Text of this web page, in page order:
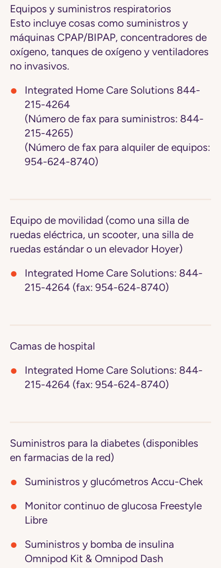
Equipos y suministros respiratorios
Esto incluye cosas como suministros y
máquinas CPAP/BIPAP, concentradores de
oxígeno, tanques de oxígeno y ventiladores
no invasivos.
Integrated Home Care Solutions 844-
215-4264
(Número de fax para suministros: 844-
215-4265)
(Número de fax para alquiler de equipos:
954-624-8740)
Equipo de movilidad (como una silla de
ruedas eléctrica, un scooter, una silla de
ruedas estándar o un elevador Hoyer)
Integrated Home Care Solutions: 844-
215-4264 (fax: 954-624-8740)
Camas de hospital
Integrated Home Care Solutions: 844-
215-4264 (fax: 954-624-8740)
Suministros para la diabetes (disponibles
en farmacias de la red)
Suministros y glucómetros Accu-Chek
Monitor continuo de glucosa Freestyle
Libre
Suministros y bomba de insulina
Omnipod Kit & Omnipod Dash